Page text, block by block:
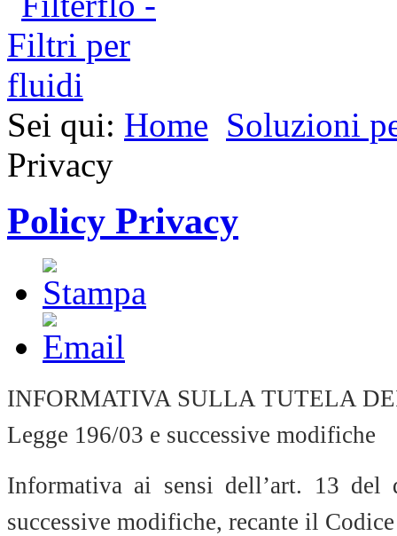
Sei qui: Home Soluzioni
Privacy
Policy Privacy
INFORMATIVA SULLA TUTELA
Legge 196/03 e successive modifiche
Informativa ai sensi dell’art. 13
successive modifiche, recante il